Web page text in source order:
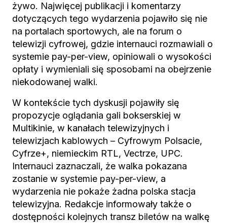
żywo. Najwięcej publikacji i komentarzy
dotyczących tego wydarzenia pojawiło się nie
na portalach sportowych, ale na forum o
telewizji cyfrowej, gdzie internauci rozmawiali o
systemie pay-per-view, opiniowali o wysokości
opłaty i wymieniali się sposobami na obejrzenie
niekodowanej walki.
W kontekście tych dyskusji pojawiły się
propozycje oglądania gali bokserskiej w
Multikinie, w kanałach telewizyjnych i
telewizjach kablowych – Cyfrowym Polsacie,
Cyfrze+, niemieckim RTL, Vectrze, UPC.
Internauci zaznaczali, że walka pokazana
zostanie w systemie pay-per-view, a
wydarzenia nie pokaże żadna polska stacja
telewizyjna. Redakcje informowały także o
dostępności kolejnych transz biletów na walkę